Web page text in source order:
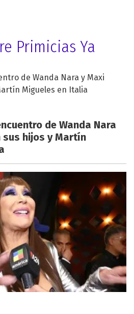
Primicias Ya
de Wanda Nara
sus hijos y Martín